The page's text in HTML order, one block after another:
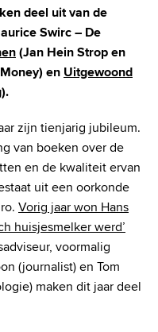
deel uit van de
Swirc – De
(Jan Hein Strop en
en Uitgewoond
zijn tienjarig jubileum.
van boeken over de
en de kwaliteit ervan
uit een oorkonde
Vorig jaar won Hans
huisjesmelker werd’
voormalig
(journalist) en Tom
maken dit jaar deel